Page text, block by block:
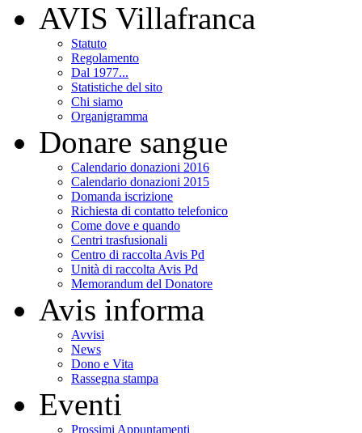
AVIS Villafranca
Statuto
Regolamento
Dal 1977...
Statistiche del sito
Chi siamo
Organigramma
Donare sangue
Calendario donazioni 2016
Calendario donazioni 2015
Domanda iscrizione
Richiesta di contatto telefonico
Come dove e quando
Centri trasfusionali
Centro di raccolta Avis Pd
Unità di raccolta Avis Pd
Memorandum del Donatore
Avis informa
Avvisi
News
Dono e Vita
Rassegna stampa
Eventi
Prossimi Appuntamenti